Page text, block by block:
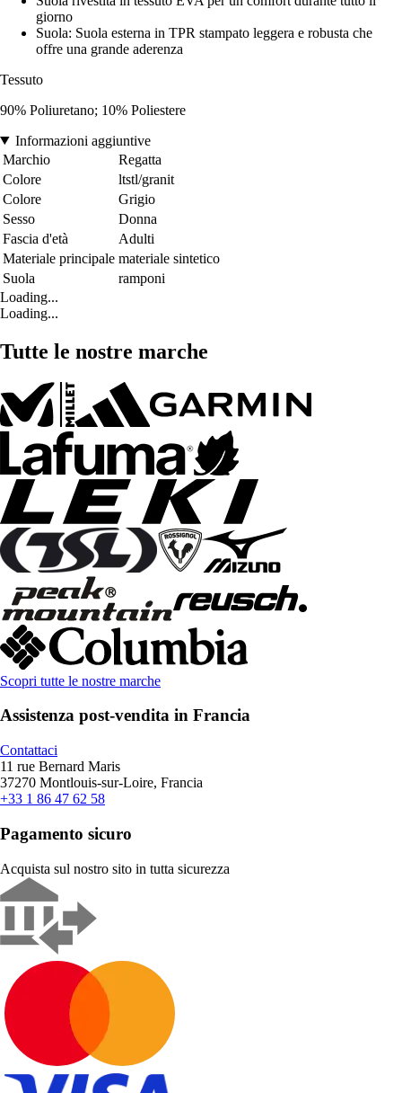
giorno
Suola: Suola esterna in TPR stampato leggera e robusta che
offre una grande aderenza
Tessuto
90% Poliuretano; 10% Poliestere
Informazioni aggiuntive
Marchio
Regatta
Colore
ltstl/granit
Colore
Grigio
Sesso
Donna
Fascia d'età
Adulti
Materiale principale materiale sintetico
Suola
ramponi
Loading...
Loading...
Tutte le nostre marche
Scopri tutte le nostre marche
Assistenza post-vendita in Francia
Contattaci
11 rue Bernard Maris
37270 Montlouis-sur-Loire, Francia
+33 1 86 47 62 58
Pagamento sicuro
Acquista sul nostro sito in tutta sicurezza